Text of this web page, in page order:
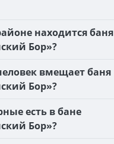
находится баня
Бор»?
вмещает баня
Бор»?
есть в бане
Бор»?